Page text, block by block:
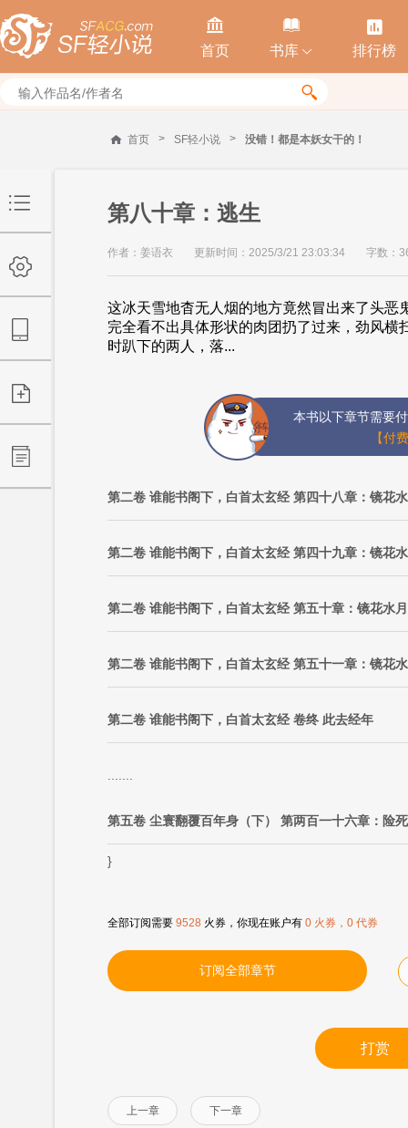

首页

书库 

排行榜

首页 > SF轻小说 > 没错！都是本妖女干的！
第八十章：逃生
作者：姜语衣 更新时间：2025/3/21 23:03:34 字数：
这冰天雪地杳无人烟的地方竟然冒出来了头
完全看不出具体形状的肉团扔了过来，劲风
时趴下的两人，落...
本书以下章节需要
【付
第二卷 谁能书阁下，白首太玄经 第四十八章：镜花
第二卷 谁能书阁下，白首太玄经 第四十九章：镜花
第二卷 谁能书阁下，白首太玄经 第五十章：镜花水
第二卷 谁能书阁下，白首太玄经 第五十一章：镜花
第二卷 谁能书阁下，白首太玄经 卷终 此去经年
第五卷 尘寰翻覆百年身（下） 第两百一十六章：险
}
全部订阅需要 9528 火券，你现在账户有 0 火券，0 代券
订阅全部章节
打赏
上一章 下一章